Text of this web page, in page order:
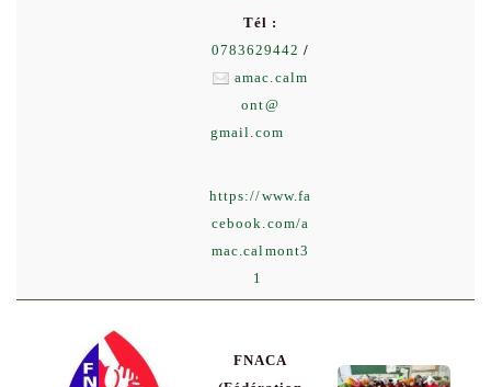
Tél :
0783629442 /
amac.calm
ont@
gmail.com
https://www.fa
cebook.com/a
mac.calmont3
1
FNACA